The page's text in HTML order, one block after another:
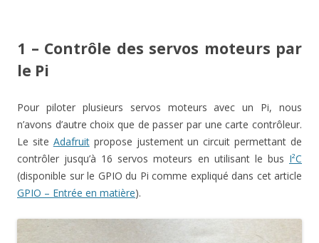
1 – Contrôle des servos moteurs par
le Pi
Pour piloter plusieurs servos moteurs avec un Pi, nous
n’avons d’autre choix que de passer par une carte contrôleur.
Le site Adafruitpropose justement un circuit permettant de
contrôler jusqu’à 16 servos moteurs en utilisant le bus I²C
(disponible sur le GPIO du Pi comme expliqué dans cet article
GPIO – Entrée en matière).